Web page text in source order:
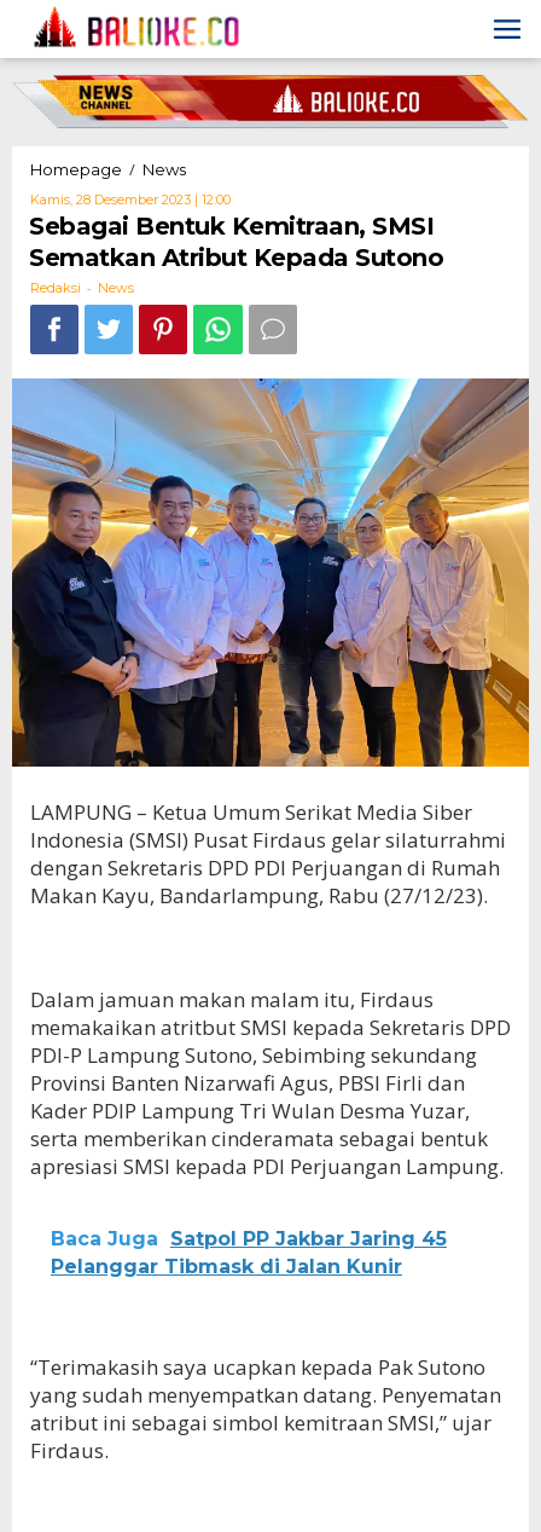
content
Homepage / NewsSebagai
Bentuk
Kemitraan,
SMSI
Sematkan
Sutono
Kamis, 28 Desember 2023 | 12:00Oleh
Redaksi
Sebagai Bentuk Kemitraan, SMSI
Sematkan Atribut Kepada Sutono
Redaksi - News
LAMPUNG – Ketua Umum Serikat Media Siber
Indonesia (SMSI) Pusat Firdaus gelar silaturrahmi
dengan Sekretaris DPD PDI Perjuangan di Rumah
Makan Kayu, Bandarlampung, Rabu (27/12/23).
Dalam jamuan makan malam itu, Firdaus
memakaikan atritbut SMSI kepada Sekretaris DPD
PDI-P Lampung Sutono, Sebimbing sekundang
Provinsi Banten Nizarwafi Agus, PBSI Firli dan
Kader PDIP Lampung Tri Wulan Desma Yuzar,
serta memberikan cinderamata sebagai bentuk
apresiasi SMSI kepada PDI Perjuangan Lampung.
Baca Juga
Satpol PP Jakbar Jaring 45
Pelanggar Tibmask di Jalan Kunir
“Terimakasih saya ucapkan kepada Pak Sutono
yang sudah menyempatkan datang. Penyematan
atribut ini sebagai simbol kemitraan SMSI,” ujar
Firdaus.